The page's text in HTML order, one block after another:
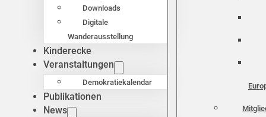
Downloads
Digitale
Wanderausstellung
Kinderecke
Veranstaltungen
Demokratiekalendar
Publikationen
News